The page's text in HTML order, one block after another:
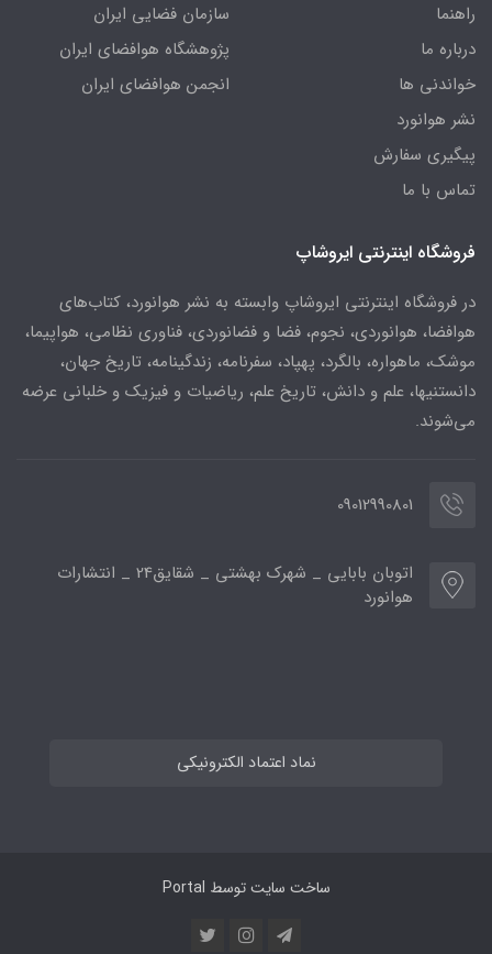
راهنما
درباره ما
خواندنی ها
نشر هوانورد
پیگیری سفارش
تماس با ما
سازمان فضایی ایران
پژوهشگاه هوافضای ایران
انجمن هوافضای ایران
فروشگاه اینترنتی ایروشاپ
در فروشگاه اینترنتی ایروشاپ وابسته به نشر هوانورد، کتاب‌های
هوافضا، هوانوردی، نجوم، فضا و فضانوردی، فناوری نظامی، هواپیما،
موشک، ماهواره، بالگرد، پهپاد، سفرنامه، زندگینامه، تاریخ جهان،
دانستنیها، علم و دانش، تاریخ علم، ریاضیات و فیزیک و خلبانی عرضه
می‌شوند.
09012990801
اتوبان بابایی _ شهرک بهشتی _ شقایق24 _ انتشارات
هوانورد
نماد اعتماد الکترونیکی
ساخت سایت توسط Portal